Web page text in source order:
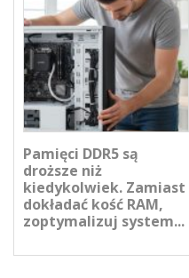
Pamięci DDR5 są
droższe niż
kiedykolwiek. Zamiast
dokładać kość RAM,
zoptymalizuj system...